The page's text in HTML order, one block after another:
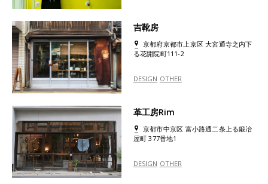
吉靴房
京都府京都市上京区 大宮通寺之内下
る花開院町111-2
DESIGN OTHER
革工房Rim
京都市中京区 富小路通二条上る鍛冶
屋町 377番地1
DESIGN OTHER